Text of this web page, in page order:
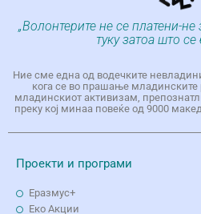
„Волонтерите не се платени-
туку затоа што се
Ние сме една од водечките
кога се во прашање младинските
младинскиот активизам,
преку кој минаа повеќе од 9000
Проекти и програми
Еразмус+
Еко Aкции